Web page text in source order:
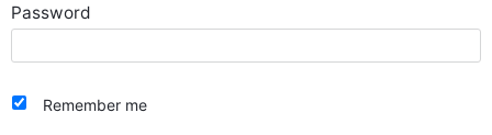
Password
Remember me